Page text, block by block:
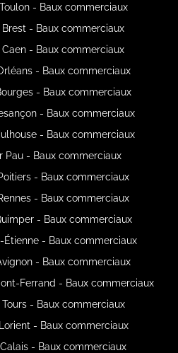
- Baux commerciaux
- Baux commerciaux
- Baux commerciaux
- Baux commerciaux
- Baux commerciaux
- Baux commerciaux
- Baux commerciaux
Pau - Baux commerciaux
- Baux commerciaux
- Baux commerciaux
- Baux commerciaux
Étienne - Baux commerciaux
- Baux commerciaux
Ferrand - Baux commerciaux
- Baux commerciaux
- Baux commerciaux
- Baux commerciaux